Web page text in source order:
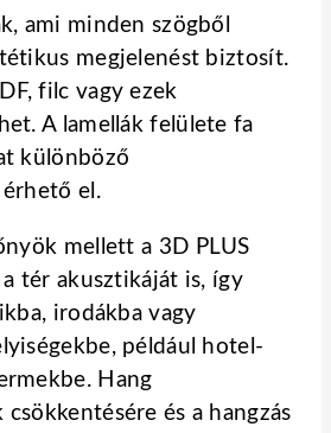
ami minden szögből
megjelenést biztosít.
filc vagy ezek
A lamellák felülete fa
különböző
el.
mellett a 3D PLUS
tér akusztikáját is, így
irodákba vagy
például hotel-
Hang
csökkentésére és a hangzás